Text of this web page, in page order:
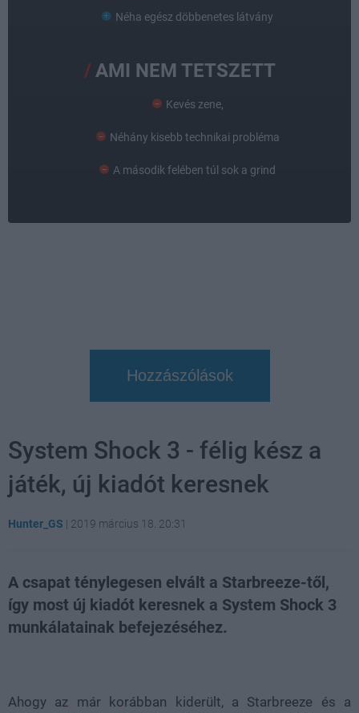
Néha egész döbbenetes látvány
AMI NEM TETSZETT
Kevés zene,
Néhány kisebb technikai probléma
A második felében túl sok a grind
Hozzászólások
System Shock 3 - félig kész a
játék, új kiadót keresnek
Hunter_GS | 2019 március 18. 20:31
A csapat ténylegesen elvált a Starbreeze-től,
így most új kiadót keresnek a System Shock 3
munkálatainak befejezéséhez.
Ahogy az már korábban kiderült, a Starbreeze és a